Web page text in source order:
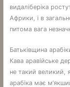
видаліберіка
Африки, і в
питома вага
Батьківщина
Кава аравійське
не такий великий,
арабіка має